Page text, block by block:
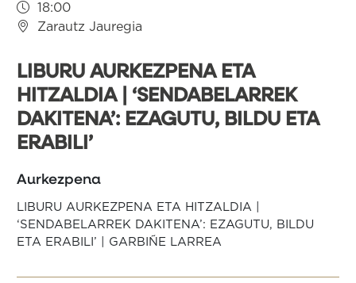
18:00
Zarautz Jauregia
LIBURU AURKEZPENA ETA
HITZALDIA | ‘SENDABELARREK
DAKITENA’: EZAGUTU, BILDU ETA
ERABILI’
Aurkezpena
LIBURU AURKEZPENA ETA HITZALDIA |
‘SENDABELARREK DAKITENA’: EZAGUTU, BILDU
ETA ERABILI’ | GARBIÑE LARREA